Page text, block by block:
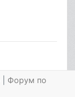
Форум по